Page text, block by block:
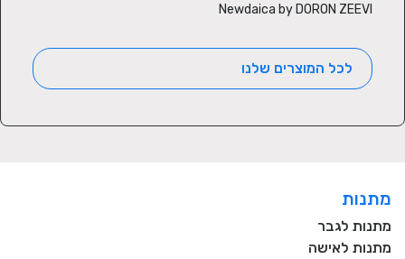
Newdaica by DORON ZEEVI
לכל המוצרים שלנו
מתנות
מתנות לגבר
מתנות לאישה